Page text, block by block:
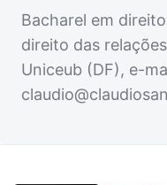
Bacharel em
direito das
Uniceub (DF), e-